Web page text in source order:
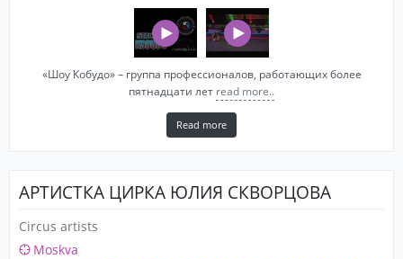
«Шоу Кобудо» – группа профессионалов, работающих более
пятнадцати лет read more..
Read more
АРТИСТКА ЦИРКА ЮЛИЯ СКВОРЦОВА
Circus artists
Moskva